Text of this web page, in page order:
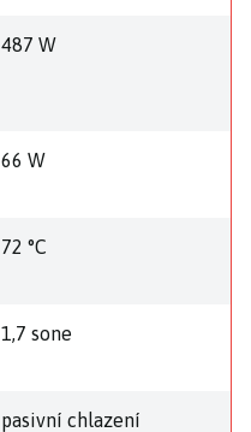
487 W
66 W
72 °C
1,7 sone
pasivní chlazení